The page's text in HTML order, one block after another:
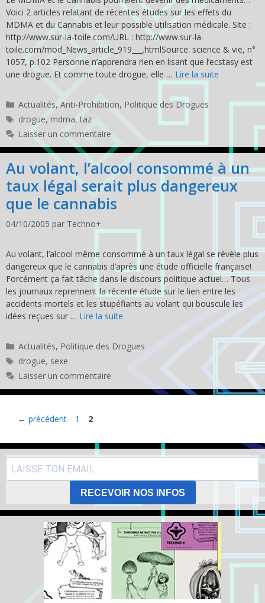
Voici 2 articles relatant de récentes études sur les effets du
MDMA et du Cannabis et leur possible utilisation médicale. Site :
http://www.sur-la-toile.com/URL : http://www.sur-la-
toile.com/mod_News_article_919___.htmlSource: science & vie, n°
1057, p.102 Personne n’apprendra rien en lisant que l’ecstasy est
une drogue. Et comme toute drogue, elle … Lire la suite
Catégories
Actualités,Anti-Prohibition, Politique des Drogues
Étiquettes
drogue, mdma,taz
Laisser un commentaire
Au volant, l’alcool consommé à un
taux légal serait plus dangereux
que le cannabis
04/10/2005 par Techno+
Au volant, l’alcool même consommé à un taux légal se révèle plus
dangereux que le cannabis d’après une étude officielle française!
Forcément ça fait tâche dans le discours politique actuel… Tous
les journaux reprennent la récente étude sur le lien entre les
accidents mortels et les stupéfiants au volant qui bouscule les
idées reçues sur … Lire la suite
Catégories
Actualités, Politique des Drogues
Étiquettes
drogue, sexe
Laisser un commentaire
← précédent Page
1 Page
2
RECEVOIR NOS INFOS